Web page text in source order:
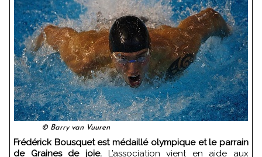
© Barry van Vuuren
Frédérick Bousquet est médaillé olympique et le parrain
de Graines de joie.L’association vient en aide aux